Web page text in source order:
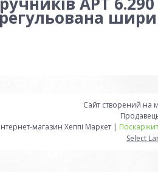
Сайт створений на
Інтернет-магазин Хеппі Маркет |
Select